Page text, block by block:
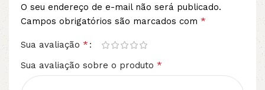
O seu endereço de e-mail não será publicado.
Campos obrigatórios são marcados com *
Sua avaliação *
Sua avaliação sobre o produto *